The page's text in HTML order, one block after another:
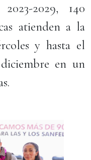
2029, 140
atienden a la
y hasta el
en un